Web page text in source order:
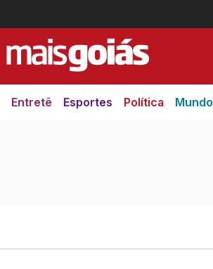
Entretê Esportes Política Mundo